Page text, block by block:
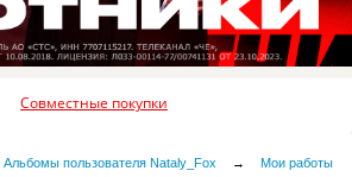
Совместные покупки
Альбомы пользователя Nataly_Fox → Мои работы